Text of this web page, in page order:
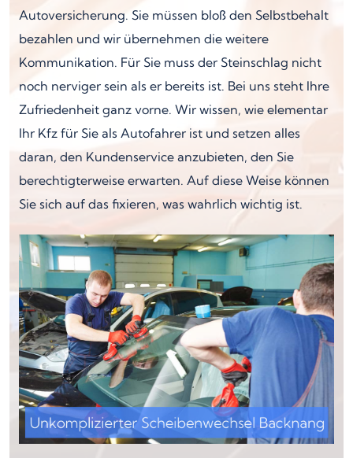
Autoversicherung. Sie müssen bloß den Selbstbehalt
bezahlen und wir übernehmen die weitere
Kommunikation. Für Sie muss der Steinschlag nicht
noch nerviger sein als er bereits ist. Bei uns steht Ihre
Zufriedenheit ganz vorne. Wir wissen, wie elementar
Ihr Kfz für Sie als Autofahrer ist und setzen alles
daran, den Kundenservice anzubieten, den Sie
berechtigterweise erwarten. Auf diese Weise können
Sie sich auf das fixieren, was wahrlich wichtig ist.